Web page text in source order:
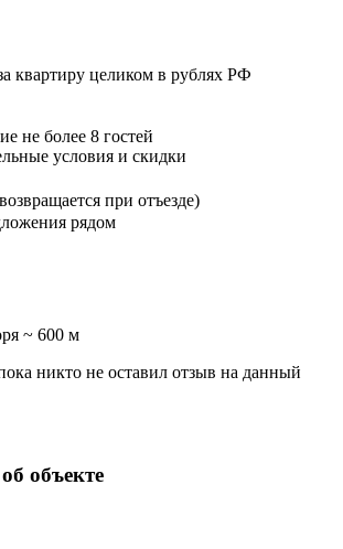
квартиру целиком в рублях РФ
не более 8 гостей
условия и скидки
при отъезде)
рядом
~ 600 м
никто не оставил отзыв на данный
объекте